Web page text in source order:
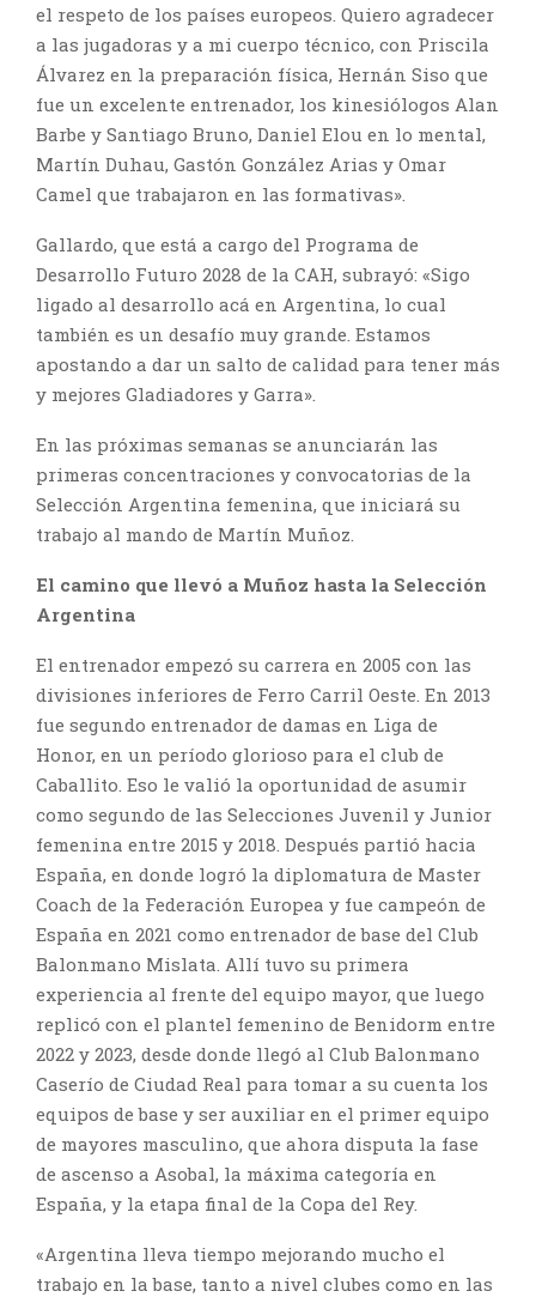
el respeto de los países europeos. Quiero agradecer
a las jugadoras y a mi cuerpo técnico, con Priscila
Álvarez en la preparación física, Hernán Siso que
fue un excelente entrenador, los kinesiólogos Alan
Barbe y Santiago Bruno, Daniel Elou en lo mental,
Martín Duhau, Gastón González Arias y Omar
Camel que trabajaron en las formativas».
Gallardo, que está a cargo del Programa de
Desarrollo Futuro 2028 de la CAH, subrayó: «Sigo
ligado al desarrollo acá en Argentina, lo cual
también es un desafío muy grande. Estamos
apostando a dar un salto de calidad para tener más
y mejores Gladiadores y Garra».
En las próximas semanas se anunciarán las
primeras concentraciones y convocatorias de la
Selección Argentina femenina, que iniciará su
trabajo al mando de Martín Muñoz.
El camino que llevó a Muñoz hasta la Selección
Argentina
El entrenador empezó su carrera en 2005 con las
divisiones inferiores de Ferro Carril Oeste. En 2013
fue segundo entrenador de damas en Liga de
Honor, en un período glorioso para el club de
Caballito. Eso le valió la oportunidad de asumir
como segundo de las Selecciones Juvenil y Junior
femenina entre 2015 y 2018. Después partió hacia
España, en donde logró la diplomatura de Master
Coach de la Federación Europea y fue campeón de
España en 2021 como entrenador de base del Club
Balonmano Mislata. Allí tuvo su primera
experiencia al frente del equipo mayor, que luego
replicó con el plantel femenino de Benidorm entre
2022 y 2023, desde donde llegó al Club Balonmano
Caserío de Ciudad Real para tomar a su cuenta los
equipos de base y ser auxiliar en el primer equipo
de mayores masculino, que ahora disputa la fase
de ascenso a Asobal, la máxima categoría en
España, y la etapa final de la Copa del Rey.
«Argentina lleva tiempo mejorando mucho el
trabajo en la base, tanto a nivel clubes como en las